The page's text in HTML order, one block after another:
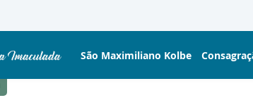
São Maximiliano Kolbe